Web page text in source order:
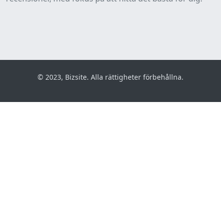
© 2023, Bizsite. Alla rättigheter förbehållna.